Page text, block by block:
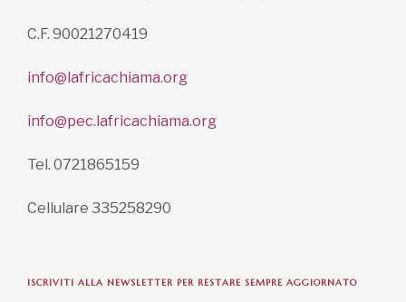
C.F. 90021270419
info@lafricachiama.org
info@pec.lafricachiama.org
Tel. 0721865159
Cellulare 335258290
ISCRIVITI ALLA NEWSLETTER PER RESTARE SEMPRE AGGIORNATO